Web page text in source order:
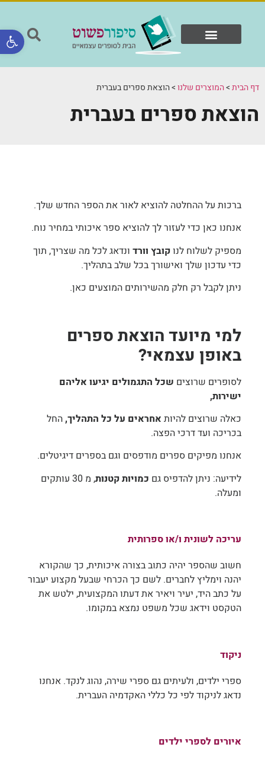
דף הבית >המוצרים שלנו >הוצאת ספרים בעברית
הוצאת ספרים בעברית
ברכות על ההחלטה להוציא לאור את הספר החדש שלך.
אנחנו כאן כדי לעזור לך להוציא ספר איכותי במחיר נוח.
מספיק לשלוח לנוקובץ וורד ונדאג לכל מה שצריך, תוך
כדי עדכון שלך ואישורך בכל שלב בתהליך.
ניתן לקבל רק חלק מהשירותים המוצעים כאן.
למי מיועד הוצאת ספרים
באופן עצמאי?
לסופרים שרוצים שכל התגמולים יגיעו אליהם
ישירות,
כאלה שרוצים להיות אחראים על כל התהליך,החל
בכריכה ועד דרכי הפצה.
אנחנו מפיקים ספרים מודפסים וגם בספרים דיגיטלים.
לידיעה: ניתן להדפיס גם כמויות קטנות
, מ 30 עותקים
ומעלה.
עריכה לשונית ו/או ספרותית
חשוב שהספר יהיה כתוב בצורה איכותית, כך שהקורא
יהנה וימליץ לחברים. לשם כך הכרחי שבעל מקצוע יעבור
על כתב היד, יעיר ויאיר את דעתו המקצועית, ילטש את
הטקסט וידאג שכל משפט נמצא במקומו.
ניקוד
ספרי ילדים, ולעיתים גם ספרי שירה, נהוג לנקד. אנחנו
נדאג לניקוד לפי כל כללי האקדמיה העברית.
איורים לספרי ילדים
פתח